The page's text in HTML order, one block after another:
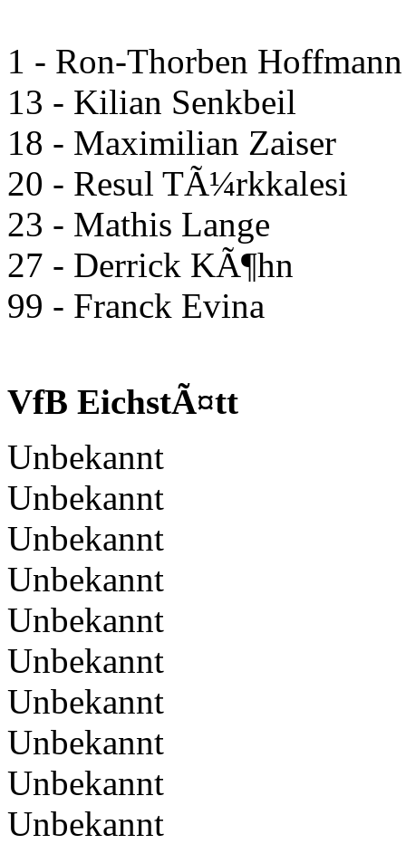
1 - Ron-Thorben
13 - Kilian Senkbeil
18 - Maximilian Zaiser
20 - Resul TÃ¼rkkalesi
23 - Mathis Lange
27 - Derrick KÃ¶hn
99 - Franck Evina
VfB EichstÃ¤tt
Unbekannt
Unbekannt
Unbekannt
Unbekannt
Unbekannt
Unbekannt
Unbekannt
Unbekannt
Unbekannt
Unbekannt